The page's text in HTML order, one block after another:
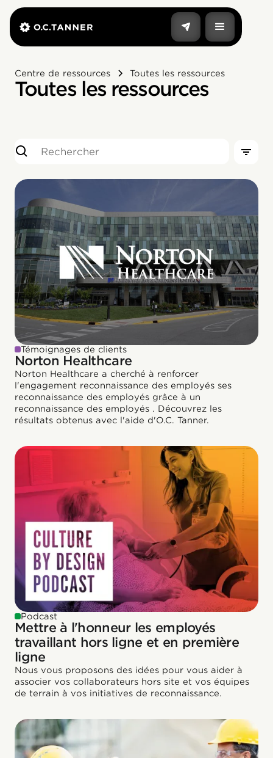
Centre de ressources Toutes les ressources
Toutes les ressources
Témoignages de clients
Norton Healthcare
Norton Healthcare a cherché à renforcer
l'engagement reconnaissance des employés ses
reconnaissance des employés grâce à un
reconnaissance des employés . Découvrez les
résultats obtenus avec l'aide d'O.C. Tanner.
Podcast
Mettre à l'honneur les employés
travaillant hors ligne et en première
ligne
Nous vous proposons des idées pour vous aider à
associer vos collaborateurs hors site et vos équipes
de terrain à vos initiatives de reconnaissance.